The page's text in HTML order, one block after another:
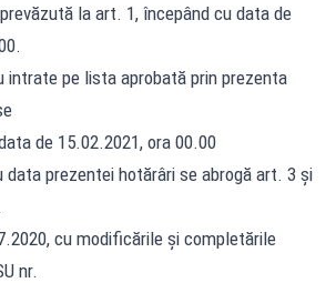
la art. 1, începând cu data de
intrate pe lista aprobată prin prezenta
de 15.02.2021, ora 00.00
prezentei hotărâri se abrogă art. 3 și
cu modificările şi completările
nr.